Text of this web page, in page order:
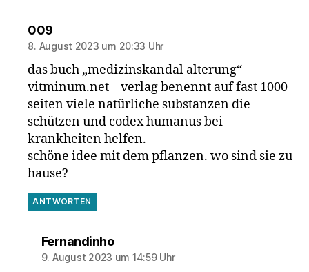
009sagt:
8. August 2023 um 20:33 Uhr
das buch „medizinskandal alterung“
vitminum.net – verlag benennt auf fast 1000
seiten viele natürliche substanzen die
schützen und codex humanus bei
krankheiten helfen.
schöne idee mit dem pflanzen. wo sind sie zu
hause?
ANTWORTEN
Fernandinhosagt:
9. August 2023 um 14:59 Uhr